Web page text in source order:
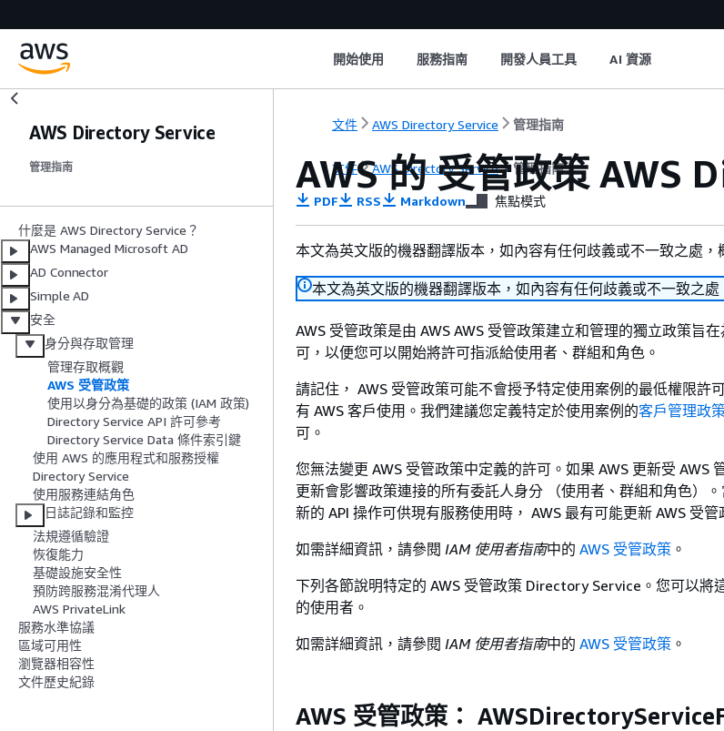
開始使用 服務指南 開發人員工具 AI 資源
AWS Directory Service
管理指南
什麼是 AWS Directory Service？
AWS Managed Microsoft AD
AD Connector
Simple AD
安全
身分與存取管理
管理存取概觀
AWS 受管政策
使用以身分為基礎的政策 (IAM 政策)
Directory Service API 許可參考
Directory Service Data 條件索引鍵
使用 AWS 的應用程式和服務授權
Directory Service
使用服務連結角色
日誌記錄和監控
法規遵循驗證
恢復能力
基礎設施安全性
預防跨服務混淆代理人
AWS PrivateLink
服務水準協議
區域可用性
瀏覽器相容性
文件歷史紀錄
文件 AWS Directory Service 管理指南
文件 AWS Directory Service 管理指南
AWS 的 受管政策 AWS
PDF RSS Markdown 焦點模式
本文為英文版的機器翻譯版本，如內容有任何歧義或不一致之處，
本文為英文版的機器翻譯版本，如內容有任何歧義或不一致之處
AWS 受管政策是由 AWS AWS 受管政策建立和管理的獨立政策旨
可，以便您可以開始將許可指派給使用者、群組和角色。
請記住， AWS 受管政策可能不會授予特定使用案例的最低權限許
有 AWS 客戶使用。我們建議您定義特定於使用案例的客戶管理政
可。
您無法變更 AWS 受管政策中定義的許可。如果 AWS 更新受 AWS
更新會影響政策連接的所有委託人身分 （使用者、群組和角色）
新的 API 操作可供現有服務使用時， AWS 最有可能更新 AWS 受管
如需詳細資訊，請參閱 IAM 使用者指南中的 AWS 受管政策 。
下列各節說明特定的 AWS 受管政策 Directory Service。您可以將
的使用者。
如需詳細資訊，請參閱 IAM 使用者指南中的 AWS 受管政策 。
AWS 受管政策：